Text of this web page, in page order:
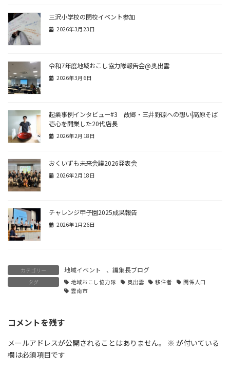
三沢小学校の閉校イベント参加
2026年3月23日
令和7年度地域おこし協力隊報告会@奥出雲
2026年3月6日
起業事例インタビュー#3 故郷・三井野原への想い|高原そば
壱心を開業した20代店長
2026年2月18日
おくいずも未来会議2026発表会
2026年2月18日
チャレンジ甲子園2025成果報告
2026年1月26日
カテゴリー 地域イベント 、 編集長ブログ
タグ 地域おこし協力隊 奥出雲 移住者
関係人口
雲南市
コメントを残す
メールアドレスが公開されることはありません。 ※ が付いている
欄は必須項目です